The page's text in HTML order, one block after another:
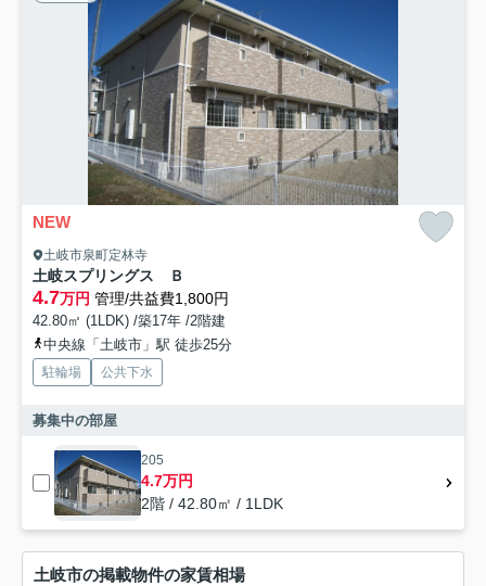
NEW
土岐市泉町定林寺
土岐スプリングス Ｂ
4.7万円 管理/共益費1,800円
42.80㎡ (1LDK) /築17年 /2階建
中央線「土岐市」駅 徒歩25分
駐輪場 公共下水
募集中の部屋
205
4.7万円
2階 / 42.80㎡ / 1LDK
土岐市の掲載物件の家賃相場